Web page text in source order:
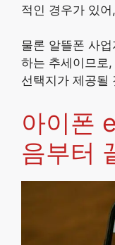
적인 경우가 있
물론 알뜰폰 사
하는 추세이므로
선택지가 제공될
아이폰
음부터